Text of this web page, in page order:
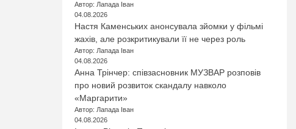
Автор: Лапада Іван
04.08.2026
Настя Каменських анонсувала зйомки у фільмі
жахів, але розкритикували її не через роль
Автор: Лапада Іван
04.08.2026
Анна Трінчер: співзасновник МУЗВАР розповів
про новий розвиток скандалу навколо
«Маргарити»
Автор: Лапада Іван
04.08.2026